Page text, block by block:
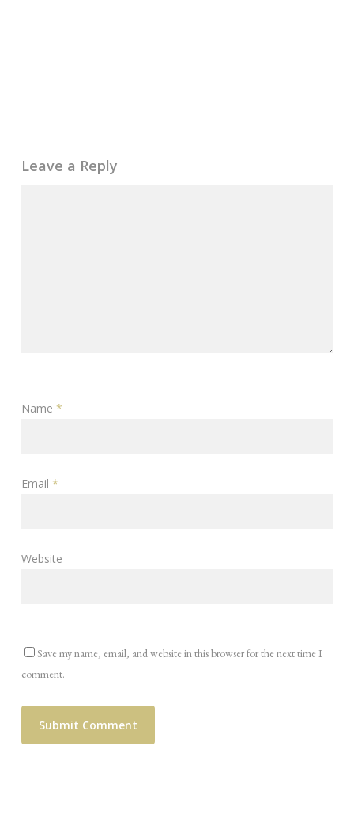
Leave a Reply
Name *
Email *
Website
Save my name, email, and website in this browser for the next time I
comment.